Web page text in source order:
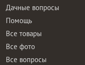
Дачные вопросы
Помощь
Все товары
Все фото
Все вопросы